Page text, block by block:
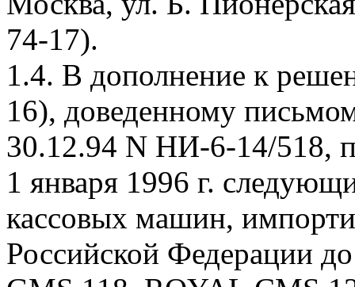
74-17).
1.4. В дополнение к
16), доведенному
30.12.94 N НИ-6-14/518,
1 января 1996 г.
кассовых машин,
Российской Федерации